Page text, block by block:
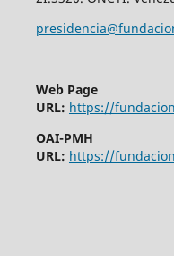
Web Page
URL: https://
OAI-PMH
URL: https://